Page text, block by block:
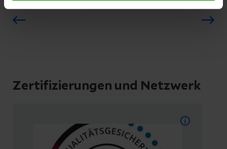
Zertifizierungen und Netzwerk
DHG-Siegel